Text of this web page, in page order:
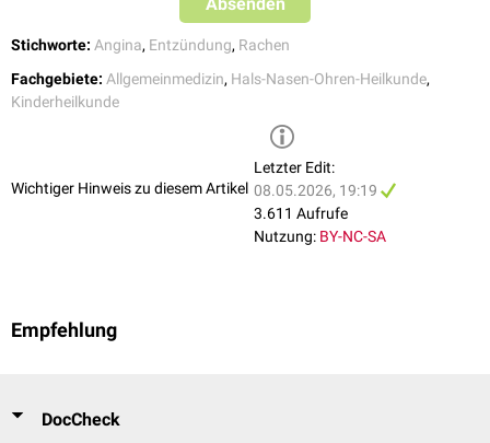
Stichworte: Angina, Entzündung, Rachen
Fachgebiete: Allgemeinmedizin, Hals-Nasen-Ohren-Heilkunde,
Kinderheilkunde
Wichtiger Hinweis zu diesem Artikel
Letzter Edit:
08.05.2026, 19:19
3.611 Aufrufe
Nutzung: BY-NC-SA
Empfehlung
DocCheck